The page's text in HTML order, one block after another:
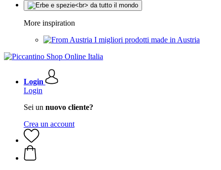
More inspiration
I migliori prodotti made in Austria
Login
Login
Sei un nuovo cliente?
Crea un account